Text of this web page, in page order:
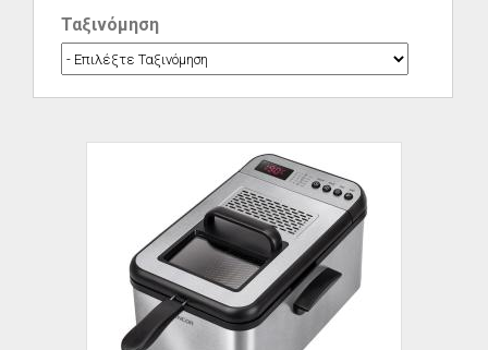
Ταξινόμηση